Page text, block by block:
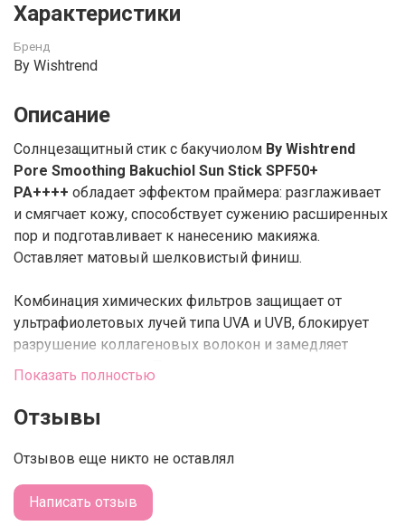
Характеристики
Бренд
By Wishtrend
Описание
Солнцезащитный стик с бакучиолом By Wishtrend
Pore Smoothing Bakuchiol Sun Stick SPF50+
PA++++ обладает эффектом праймера: разглаживает
и смягчает кожу, способствует сужению расширенных
пор и подготавливает к нанесению макияжа.
Оставляет матовый шелковистый финиш.
Комбинация химических фильтров защищает от
ультрафиолетовых лучей типа UVA и UVB, блокирует
разрушение коллагеновых волокон и замедляет
процессы старения. Подавляет активность клеток-
пятен.
Содержит солнцезащитные фильтры нового
в рамках мегаполиса:
Показать полностью
Отзывы
Отзывов еще никто не оставлял
Написать отзыв